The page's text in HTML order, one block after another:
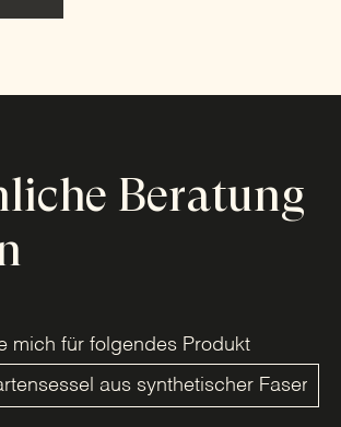
Beratung
mich für folgendes Produkt